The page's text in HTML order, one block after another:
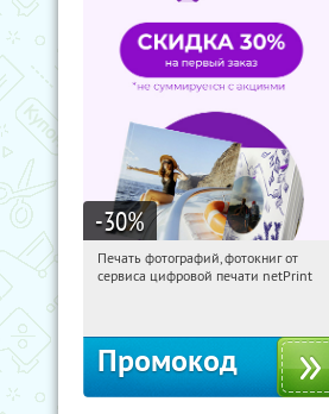
-30%
22:31:47 Получили:
Печать фотографий, фотокниг от
сервиса цифровой печати netPrint
Промокод